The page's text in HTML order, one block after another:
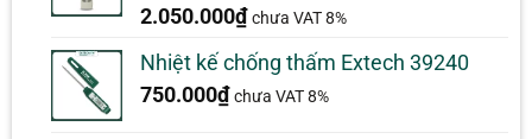
2.050.000₫ chưa VAT 8%
Nhiệt kế chống thấm Extech 39240
750.000₫ chưa VAT 8%